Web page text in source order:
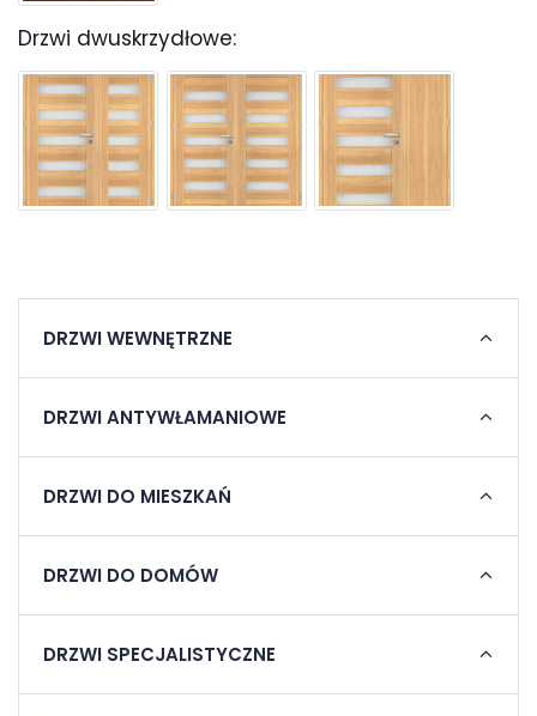
Drzwi dwuskrzydłowe:
DRZWI WEWNĘTRZNE
DRZWI ANTYWŁAMANIOWE
DRZWI DO MIESZKAŃ
DRZWI DO DOMÓW
DRZWI SPECJALISTYCZNE